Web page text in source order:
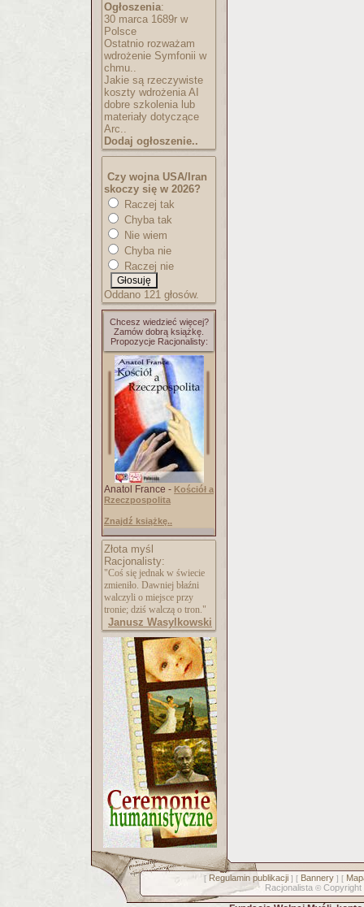
Ogłoszenia:
30 marca 1689r w
Polsce
Ostatnio rozważam
wdrożenie Symfonii w
chmu..
Jakie są rzeczywiste
koszty wdrożenia AI
dobre szkolenia lub
materiały dotyczące
Arc..
Dodaj ogłoszenie..
Czy wojna USA/Iran
skoczy się w 2026?
Raczej tak
Chyba tak
Nie wiem
Chyba nie
Raczej nie
Oddano 121 głosów.
Chcesz wiedzieć więcej?
Zamów dobrą książkę.
Propozycje Racjonalisty:
Anatol France - Kościół a
Rzeczpospolita
Znajdź książkę..
Złota myśl
Racjonalisty:
"Coś się jednak w świecie
zmieniło. Dawniej błaźni
walczyli o miejsce przy
tronie; dziś walczą o tron."
Janusz Wasylkowski
[ Regulamin publikacji] [ Bannery] [
Racjonalista © Copyright